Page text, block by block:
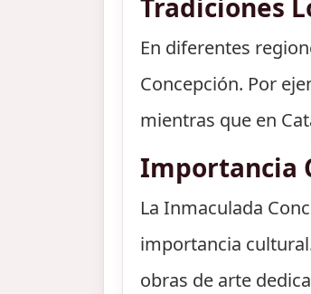
Tradiciones
En diferentes
Concepción. Por
mientras que en
Importancia
La Inmaculada
importancia
obras de arte